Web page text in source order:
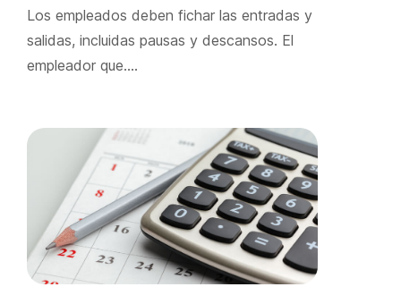
Los empleados deben fichar las entradas y
salidas, incluidas pausas y descansos. El
empleador que….